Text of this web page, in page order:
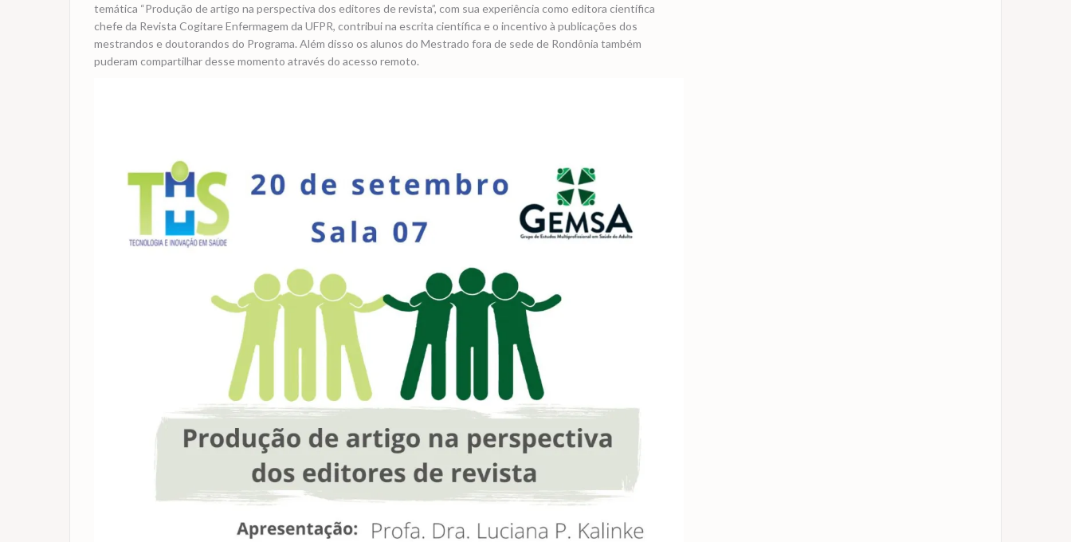
temática “Produção de artigo na perspectiva dos editores de revista”, com sua experiência como editora científica
chefe da Revista Cogitare Enfermagem da UFPR, contribui na escrita científica e o incentivo à publicações dos
mestrandos e doutorandos do Programa. Além disso os alunos do Mestrado fora de sede de Rondônia também
puderam compartilhar desse momento através do acesso remoto.